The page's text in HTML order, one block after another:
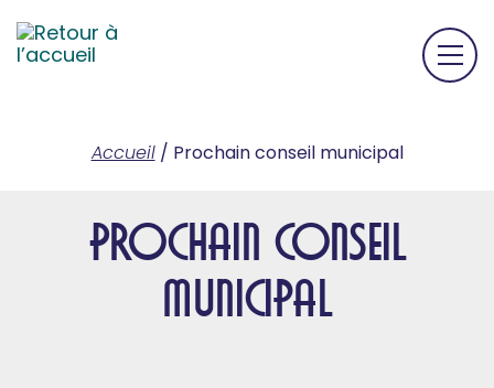
Accueil/ Prochain conseil municipal
Prochain conseil
municipal